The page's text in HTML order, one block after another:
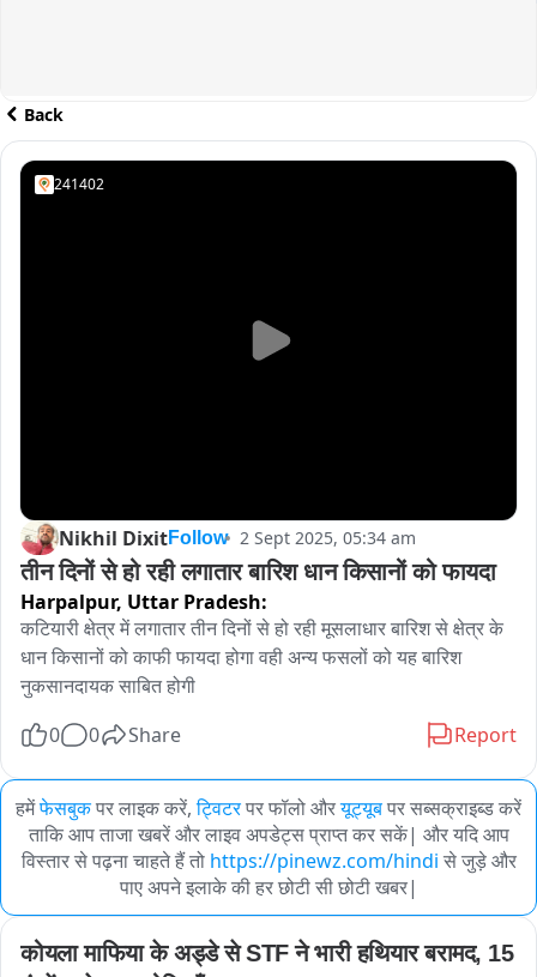
Back
241402
Nikhil DixitFollow 2 Sept 2025, 05:34 am
तीन दिनों से हो रही लगातार बारिश धान किसानों को फायदा
Harpalpur, Uttar Pradesh:
कटियारी क्षेत्र में लगातार तीन दिनों से हो रही मूसलाधार बारिश से क्षेत्र के
धान किसानों को काफी फायदा होगा वही अन्य फसलों को यह बारिश
नुकसानदायक साबित होगी
0 0 Share Report
हमेंफेसबुकपर लाइक करें, ट्विटरपर फॉलो औरयूट्यूबपर सब्सक्राइब्ड करें
ताकि आप ताजा खबरें और लाइव अपडेट्स प्राप्त कर सकें| और यदि आप
विस्तार से पढ़ना चाहते हैं तो https://pinewz.com/hindi से जुड़े और
पाए अपने इलाके की हर छोटी सी छोटी खबर|
कोयला माफिया के अड्डे से STF ने भारी हथियार बरामद, 15